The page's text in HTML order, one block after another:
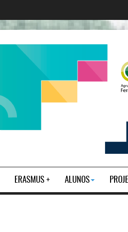
ERASMUS + ALUNOS